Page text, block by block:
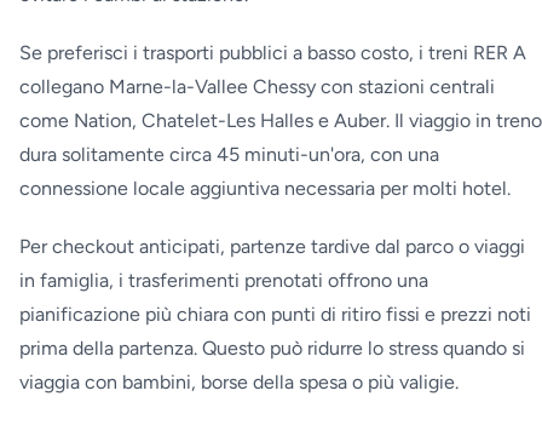
Se preferisci i trasporti pubblici a basso costo, i treni RER A
collegano Marne-la-Vallee Chessy con stazioni centrali
come Nation, Chatelet-Les Halles e Auber. Il viaggio in treno
dura solitamente circa 45 minuti-un'ora, con una
connessione locale aggiuntiva necessaria per molti hotel.
Per checkout anticipati, partenze tardive dal parco o viaggi
in famiglia, i trasferimenti prenotati offrono una
pianificazione più chiara con punti di ritiro fissi e prezzi noti
prima della partenza. Questo può ridurre lo stress quando si
viaggia con bambini, borse della spesa o più valigie.